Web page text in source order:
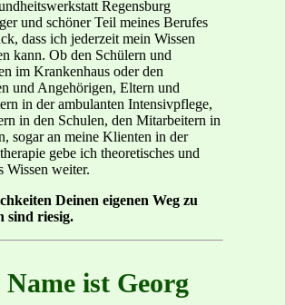
und schöner Teil meines Berufes
dass ich jederzeit mein Wissen
kann. Ob den Schülern und
im Krankenhaus oder den
und Angehörigen, Eltern und
in der ambulanten Intensivpflege,
in den Schulen, den Mitarbeitern in
sogar an meine Klienten in der
gebe ich theoretisches und
Wissen weiter.
Deinen eigenen Weg zu
sind riesig.
ist Georg